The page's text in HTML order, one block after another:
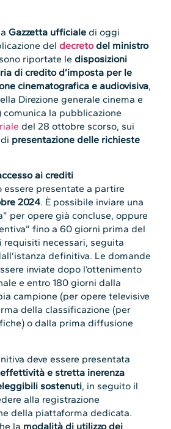
Gazzetta ufficiale di oggi
deldecretodel ministro
riportate ledisposizioni
di credito d’imposta per le
cinematografica e audiovisiva,
Direzione generale cinema e
comunica la pubblicazione
del 28 ottobre scorso, sui
presentazione delle richieste
ai crediti
essere presentate a partire
2024. È possibile inviare una
per opere già concluse, oppure
fino a 60 giorni prima del
requisiti necessari, seguita
definitiva. Le domande
inviate dopo l’ottenimento
e entro 180 giorni dalla
campione (per opere televisive
della classificazione (per
o dalla prima diffusione
deve essere presentata
e stretta inerenza
sostenuti, in seguito il
alla registrazione
della piattaforma dedicata.
la modalità di utilizzo dei